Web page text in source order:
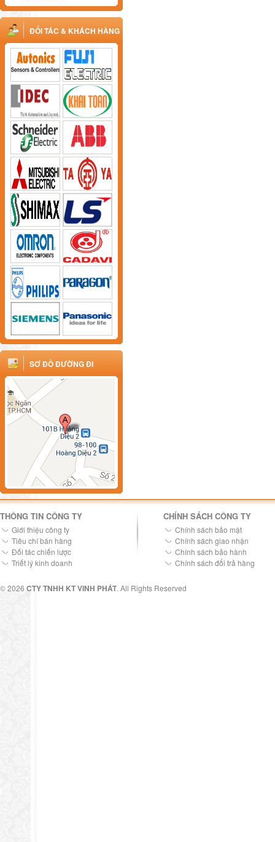
ĐỐI TÁC & KHÁCH HÀNG
SƠ ĐỒ ĐƯỜNG ĐI
THÔNG TIN CÔNG TY
Giới thiệu công ty
Tiêu chí bán hàng
Đối tác chiến lược
Triết lý kinh doanh
CHÍNH SÁCH CÔNG TY
Chính sách bảo mật
Chính sách giao nhận
Chính sách bảo hành
Chính sách đổi trả hàng
© 2026 CTY TNHH KT VINH PHÁT. All Rights Reserved